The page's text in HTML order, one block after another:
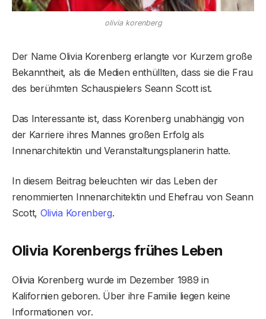
olivia korenberg
Der Name Olivia Korenberg erlangte vor Kurzem große
Bekanntheit, als die Medien enthüllten, dass sie die Frau
des berühmten Schauspielers Seann Scott ist.
Das Interessante ist, dass Korenberg unabhängig von
der Karriere ihres Mannes großen Erfolg als
Innenarchitektin und Veranstaltungsplanerin hatte.
In diesem Beitrag beleuchten wir das Leben der
renommierten Innenarchitektin und Ehefrau von Seann
Scott, Olivia Korenberg.
Olivia Korenbergs frühes Leben
Olivia Korenberg wurde im Dezember 1989 in
Kalifornien geboren. Über ihre Familie liegen keine
Informationen vor.